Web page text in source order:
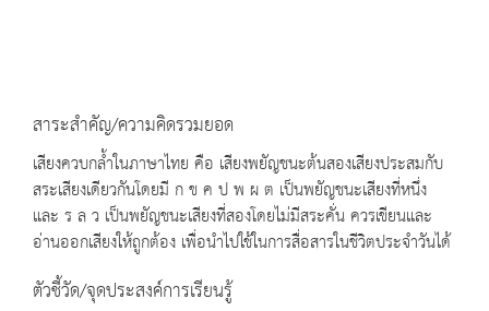
สาระสำคัญ/ความคิดรวมยอด
เสียงควบกล้ำในภาษาไทย คือ เสียงพยัญชนะต้นสองเสียงประสมกับ
สระเสียงเดียวกันโดยมี ก ข ค ป พ ผ ต เป็นพยัญชนะเสียงที่หนึ่ง
และ ร ล ว เป็นพยัญชนะเสียงที่สองโดยไม่มีสระคั่น ควรเขียนและ
อ่านออกเสียงให้ถูกต้อง เพื่อนำไปใช้ในการสื่อสารในชีวิตประจำวันได้
ตัวชี้วัด/จุดประสงค์การเรียนรู้